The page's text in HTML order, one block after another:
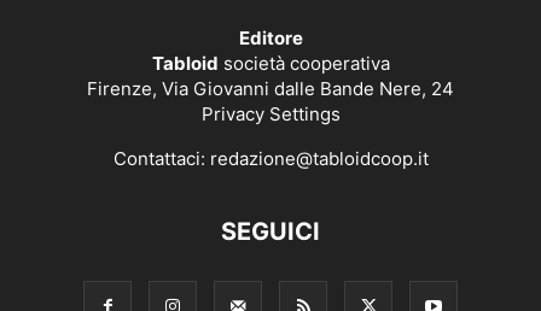
Editore
Tabloid società cooperativa
Firenze, Via Giovanni dalle Bande Nere, 24
Privacy Settings
Contattaci: redazione@tabloidcoop.it
SEGUICI